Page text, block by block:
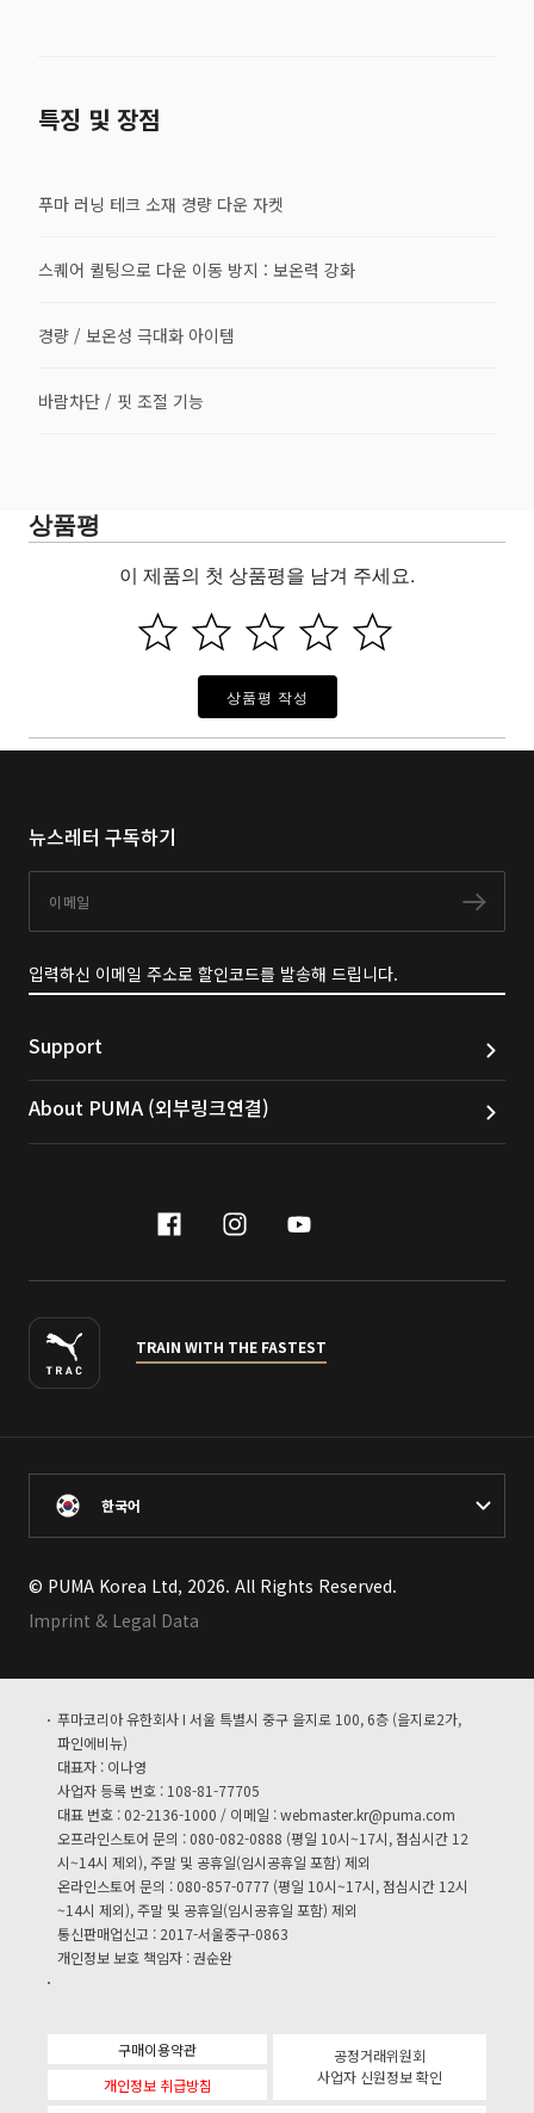
특징 및 장점
푸마 러닝 테크 소재 경량 다운 자켓
스퀘어 퀼팅으로 다운 이동 방지 : 보온력 강화
경량 / 보온성 극대화 아이템
바람차단 / 핏 조절 기능
상품평
이 제품의 첫 상품평을 남겨 주세요.
상품평 작성
뉴스레터 구독하기
구독
입력하신 이메일 주소로 할인코드를 발송해 드립니다.
Support
About PUMA (외부링크연결)
facebook
instagram
youtube
TRAIN WITH THE FASTEST
한국어
© PUMA Korea Ltd, 2026. All Rights Reserved.
Imprint & Legal Data
푸마코리아 유한회사 I 서울 특별시 중구 을지로 100, 6층 (을지로2가,
파인에비뉴)
대표자 : 이나영
사업자 등록 번호 : 108-81-77705
대표 번호 : 02-2136-1000 / 이메일 :webmaster.kr@puma.com
오프라인스토어 문의 : 080-082-0888 (평일 10시~17시, 점심시간 12
시~14시 제외), 주말 및 공휴일(임시공휴일 포함) 제외
온라인스토어 문의 : 080-857-0777 (평일 10시~17시, 점심시간 12시
~14시 제외), 주말 및 공휴일(임시공휴일 포함) 제외
통신판매업신고 : 2017-서울중구-0863
개인정보 보호 책임자 : 권순완
구매이용약관
개인정보 취급방침
공정거래위원회
사업자 신원정보 확인